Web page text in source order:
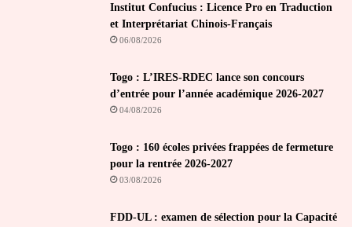
Institut Confucius : Licence Pro en Traduction
et Interprétariat Chinois-Français
06/08/2026
Togo : L’IRES-RDEC lance son concours
d’entrée pour l’année académique 2026-2027
04/08/2026
Togo : 160 écoles privées frappées de fermeture
pour la rentrée 2026-2027
03/08/2026
FDD-UL : examen de sélection pour la Capacité